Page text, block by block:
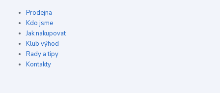
Prodejna
Kdo jsme
Jak nakupovat
Klub výhod
Rady a tipy
Kontakty